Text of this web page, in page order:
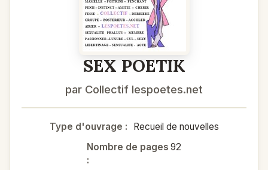
SEX POETIK
par Collectif lespoetes.net
Type d'ouvrage :
Recueil de nouvelles
Nombre de pages
:
92